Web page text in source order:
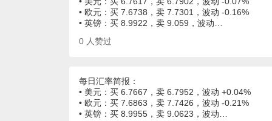
• 欧元：买 7.6738，卖 7.7301，波动 -0.16%
• 英镑：买 8.9922，卖 9.059，波动…
0 人赞过
每日汇率简报：
• 美元：买 6.7667，卖 6.7952，波动 +0.04%
• 欧元：买 7.6863，卖 7.7426，波动 -0.21%
• 英镑：买 8.9955，卖 9.0623，波动…